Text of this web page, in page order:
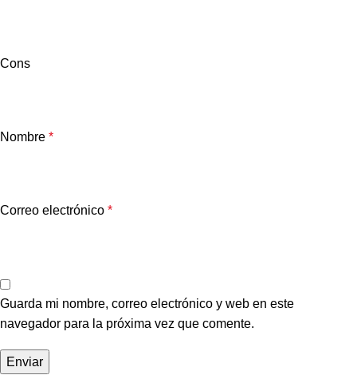
Cons
Nombre *
Correo electrónico *
Guarda mi nombre, correo electrónico y web en este
navegador para la próxima vez que comente.